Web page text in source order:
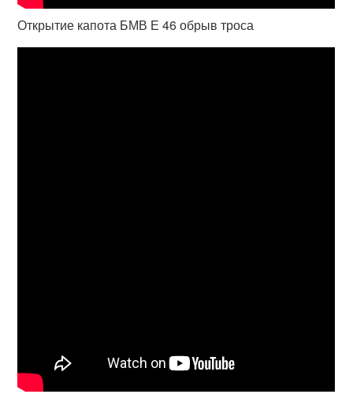
Открытие капота БМВ Е 46 обрыв троса